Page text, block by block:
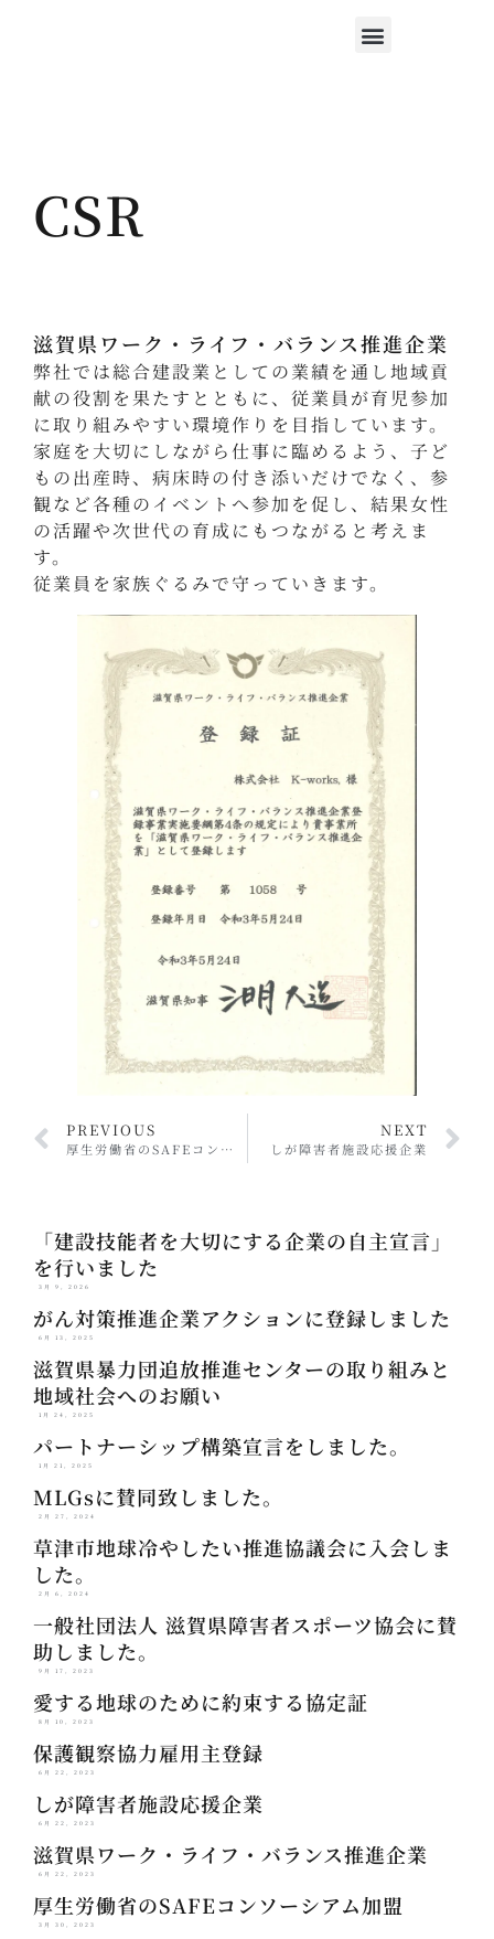
CSR
滋賀県ワーク・ライフ・バランス推進企業
弊社では総合建設業としての業績を通し地域貢
献の役割を果たすとともに、従業員が育児参加
に取り組みやすい環境作りを目指しています。
家庭を大切にしながら仕事に臨めるよう、子ど
もの出産時、病床時の付き添いだけでなく、参
観など各種のイベントへ参加を促し、結果女性
の活躍や次世代の育成にもつながると考えま
す。
従業員を家族ぐるみで守っていきます。
PREVIOUS
厚生労働省のSAFEコンソーシアム加盟
NEXT
しが障害者施設応援企業
「建設技能者を大切にする企業の自主宣言」
を行いました
3月 9, 2026
がん対策推進企業アクションに登録しました
6月 13, 2025
滋賀県暴力団追放推進センターの取り組みと
地域社会へのお願い
1月 24, 2025
パートナーシップ構築宣言をしました。
1月 21, 2025
MLGsに賛同致しました。
2月 27, 2024
草津市地球冷やしたい推進協議会に入会しま
した。
2月 6, 2024
一般社団法人 滋賀県障害者スポーツ協会に賛
助しました。
9月 17, 2023
愛する地球のために約束する協定証
8月 10, 2023
保護観察協力雇用主登録
6月 22, 2023
しが障害者施設応援企業
6月 22, 2023
滋賀県ワーク・ライフ・バランス推進企業
6月 22, 2023
厚生労働省のSAFEコンソーシアム加盟
3月 30, 2023